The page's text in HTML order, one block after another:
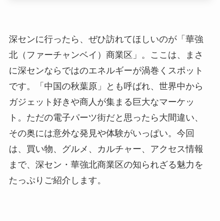
深センに行ったら、ぜひ訪れてほしいのが「華強
北（ファーチャンベイ）商業区」。ここは、まさ
に深センならではのエネルギーが渦巻くスポット
です。「中国の秋葉原」とも呼ばれ、世界中から
ガジェット好きや商人が集まる巨大なマーケッ
ト。ただの電子パーツ街だと思ったら大間違い、
その奥には意外な発見や体験がいっぱい。今回
は、買い物、グルメ、カルチャー、アクセス情報
まで、深セン・華強北商業区の知られざる魅力を
たっぷりご紹介します。